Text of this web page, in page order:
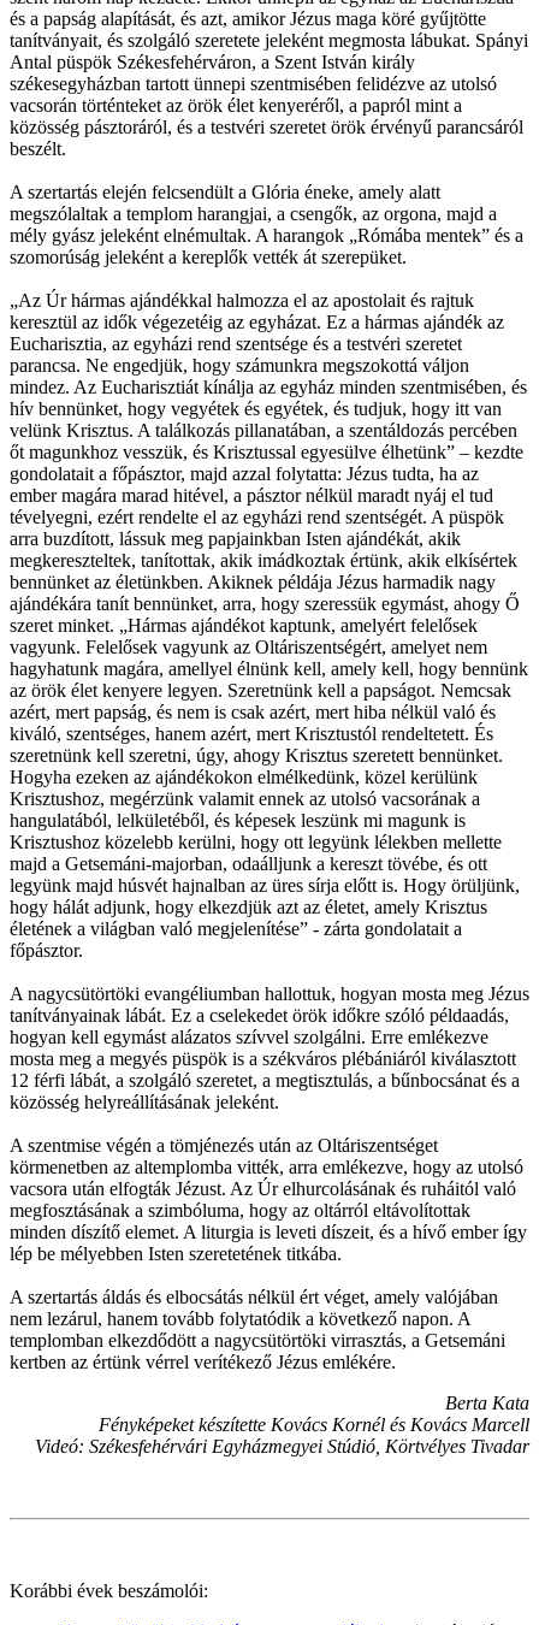
és a papság alapítását, és azt, amikor Jézus maga köré gyűjtötte
tanítványait, és szolgáló szeretete jeleként megmosta lábukat. Spányi
Antal püspök Székesfehérváron, a Szent István király
székesegyházban tartott ünnepi szentmisében felidézve az utolsó
vacsorán történteket az örök élet kenyeréről, a papról mint a
közösség pásztoráról, és a testvéri szeretet örök érvényű parancsáról
beszélt.
A szertartás elején felcsendült a Glória éneke, amely alatt
megszólaltak a templom harangjai, a csengők, az orgona, majd a
mély gyász jeleként elnémultak. A harangok „Rómába mentek” és a
szomorúság jeleként a kereplők vették át szerepüket.
„Az Úr hármas ajándékkal halmozza el az apostolait és rajtuk
keresztül az idők végezetéig az egyházat. Ez a hármas ajándék az
Eucharisztia, az egyházi rend szentsége és a testvéri szeretet
parancsa. Ne engedjük, hogy számunkra megszokottá váljon
mindez. Az Eucharisztiát kínálja az egyház minden szentmisében, és
hív bennünket, hogy vegyétek és egyétek, és tudjuk, hogy itt van
velünk Krisztus. A találkozás pillanatában, a szentáldozás percében
őt magunkhoz vesszük, és Krisztussal egyesülve élhetünk” – kezdte
gondolatait a főpásztor, majd azzal folytatta: Jézus tudta, ha az
ember magára marad hitével, a pásztor nélkül maradt nyáj el tud
tévelyegni, ezért rendelte el az egyházi rend szentségét. A püspök
arra buzdított, lássuk meg papjainkban Isten ajándékát, akik
megkereszteltek, tanítottak, akik imádkoztak értünk, akik elkísértek
bennünket az életünkben. Akiknek példája Jézus harmadik nagy
ajándékára tanít bennünket, arra, hogy szeressük egymást, ahogy Ő
szeret minket. „Hármas ajándékot kaptunk, amelyért felelősek
vagyunk. Felelősek vagyunk az Oltáriszentségért, amelyet nem
hagyhatunk magára, amellyel élnünk kell, amely kell, hogy bennünk
az örök élet kenyere legyen. Szeretnünk kell a papságot. Nemcsak
azért, mert papság, és nem is csak azért, mert hiba nélkül való és
kiváló, szentséges, hanem azért, mert Krisztustól rendeltetett. És
szeretnünk kell szeretni, úgy, ahogy Krisztus szeretett bennünket.
Hogyha ezeken az ajándékokon elmélkedünk, közel kerülünk
Krisztushoz, megérzünk valamit ennek az utolsó vacsorának a
hangulatából, lelkületéből, és képesek leszünk mi magunk is
Krisztushoz közelebb kerülni, hogy ott legyünk lélekben mellette
majd a Getsemáni-majorban, odaálljunk a kereszt tövébe, és ott
legyünk majd húsvét hajnalban az üres sírja előtt is. Hogy örüljünk,
hogy hálát adjunk, hogy elkezdjük azt az életet, amely Krisztus
életének a világban való megjelenítése” - zárta gondolatait a
főpásztor.
A nagycsütörtöki evangéliumban hallottuk, hogyan mosta meg Jézus
tanítványainak lábát. Ez a cselekedet örök időkre szóló példaadás,
hogyan kell egymást alázatos szívvel szolgálni. Erre emlékezve
mosta meg a megyés püspök is a székváros plébániáról kiválasztott
12 férfi lábát, a szolgáló szeretet, a megtisztulás, a bűnbocsánat és a
közösség helyreállításának jeleként.
A szentmise végén a tömjénezés után az Oltáriszentséget
körmenetben az altemplomba vitték, arra emlékezve, hogy az utolsó
vacsora után elfogták Jézust. Az Úr elhurcolásának és ruháitól való
megfosztásának a szimbóluma, hogy az oltárról eltávolítottak
minden díszítő elemet. A liturgia is leveti díszeit, és a hívő ember így
lép be mélyebben Isten szeretetének titkába.
A szertartás áldás és elbocsátás nélkül ért véget, amely valójában
nem lezárul, hanem tovább folytatódik a következő napon. A
templomban elkezdődött a nagycsütörtöki virrasztás, a Getsemáni
kertben az értünk vérrel verítékező Jézus emlékére.
Berta Kata
Fényképeket készítette Kovács Kornél és Kovács Marcell
Videó: Székesfehérvári Egyházmegyei Stúdió, Körtvélyes Tivadar
Korábbi évek beszámolói: